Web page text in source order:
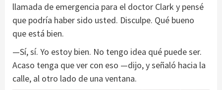
llamada de emergencia para el doctor Clark y pensé
que podría haber sido usted. Disculpe. Qué bueno
que está bien.
—Sí, sí. Yo estoy bien. No tengo idea qué puede ser.
Acaso tenga que ver con eso —dijo, y señaló hacia la
calle, al otro lado de una ventana.